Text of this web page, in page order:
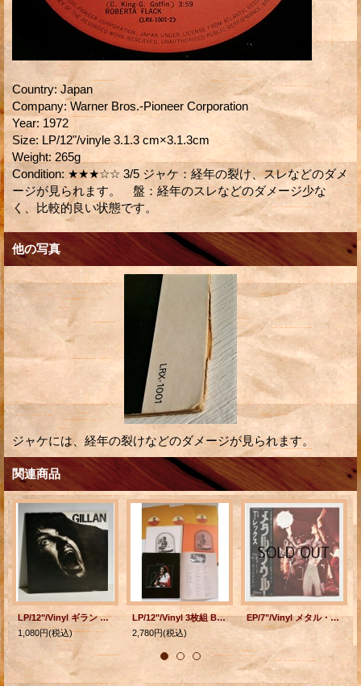
Country: Japan
Company: Warner Bros.-Pioneer Corporation
Year: 1972
Size: LP/12"/vinyle 3.1.3 cm×3.1.3cm
Weight: 265g
Condition: ★★★☆☆ 3/5 ジャケ：経年の裂け、スレなどのダメ
ージが見られます。 盤：経年のスレなどのダメージ少な
く、比較的良い状態です。
他の写真
ジャケには、経年の裂けなどのダメージが見られます。
関連商品
LP/12"/Vinyl ギラン GILLAN ギラン (1978) EAST WORLD ライナー付
1,080円(税込)
LP/12"/Vinyl 3枚組 BOX SET "The Concert for Bangla Desh バングラデシュ難民救済コンサート " ジョージ・ハリスン、エリック・クラプトン 、ボブ・ディラン、リンゴ・スター etc P: フィル・スペクター、ジョージ・ハリスン (1972) apple ブックレット/ライナー
2,780円(税込)
EP/7"/Vinyl メタル・グゥルー レディー T・レックス (1972) Odeon RECORDS